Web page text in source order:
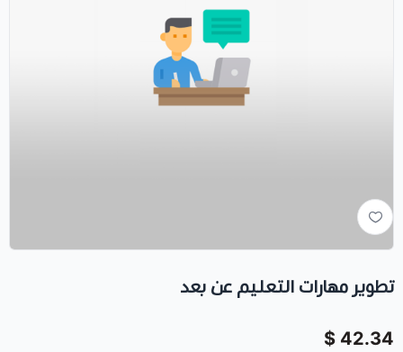
تطوير مهارات التعليم عن بعد
42.34 $